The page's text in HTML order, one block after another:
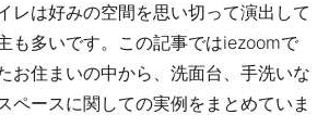
レは好みの空間を思い切って演出して
も多いです。この記事ではiezoomで
お住まいの中から、洗面台、手洗いな
ペースに関しての実例をまとめていま